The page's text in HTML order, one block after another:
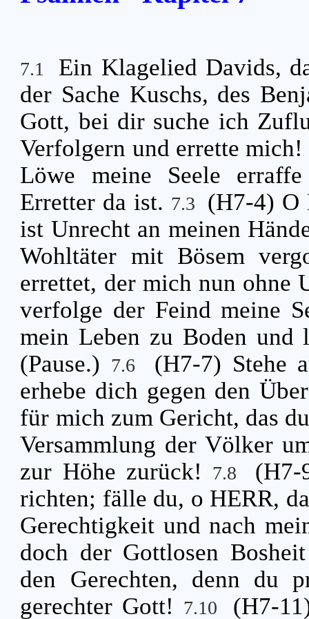
7.1
Ein Klagelied Davids,
der Sache Kuschs, des
Gott, bei dir suche ich
Verfolgern und errette mich!
Löwe meine Seele
Erretter da ist. 7.3
(H7-4) O
ist Unrecht an meinen
Wohltäter mit Bösem
errettet, der mich nun ohne
verfolge der Feind meine
mein Leben zu Boden und
(Pause.) 7.6
(H7-7) Stehe
erhebe dich gegen den
für mich zum Gericht, das
Versammlung der Völker
zur Höhe zurück!
7.8
richten; fälle du, o HERR,
Gerechtigkeit und nach
doch der Gottlosen
den Gerechten, denn du
gerechter Gott!
7.10 (H7-